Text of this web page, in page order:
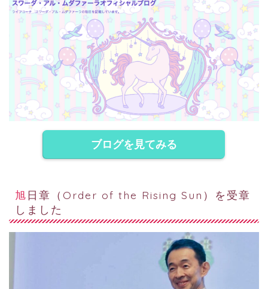
ブログを見てみる
旭日章（Order of the Rising Sun）を受章
しました